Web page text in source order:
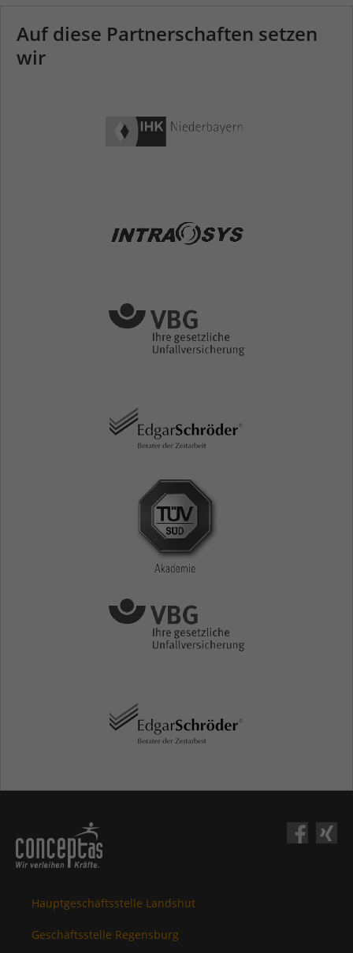
Auf diese Partnerschaften setzen
wir
Hauptgeschäftsstelle Landshut
Geschäftsstelle Regensburg